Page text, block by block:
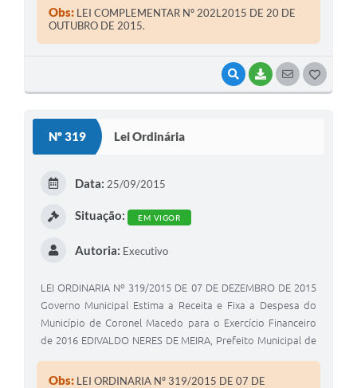
VISUALIZAR
BAIXARSEGUIR
atribuições legais
Obs: LEI COMPLEMENTAR Nº 202L2015 DE 20 DE
OUTUBRO DE 2015.
Nº 319 Lei Ordinária
Data: 25/09/2015
Situação: EM VIGOR
Autoria: Executivo
LEI ORDINARIA Nº 319/2015 DE 07 DE DEZEMBRO DE 2015
Governo Municipal Estima a Receita e Fixa a Despesa do
Município de Coronel Macedo para o Exercício Financeiro
de 2016 EDIVALDO NERES DE MEIRA, Prefeito Municipal de
atribuições legais , faz saber , que a Câmara Municipal de
Obs: LEI ORDINARIA Nº 319/2015 DE 07 DE